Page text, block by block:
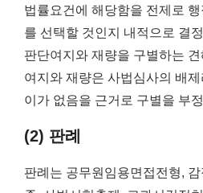
법률요건에 해당함을 전제로
를 선택할 것인지 내적으로 결
판단여지와 재량을 구별하는
여지와 재량은 사법심사의 배
이가 없음을 근거로 구별을 부
(2) 판례
판례는 공무원임용면접전형,